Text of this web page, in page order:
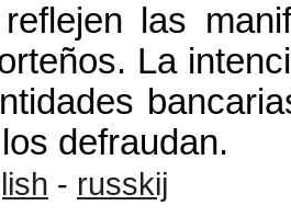
las
La
defraudan.
- russkij